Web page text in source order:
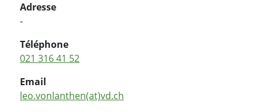
Adresse
-
Téléphone
021 316 41 52
Email
leo.vonlanthen(at)vd.ch